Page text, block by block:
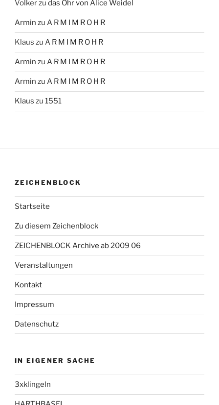
Volkerzu das Ohr von Alice Weidel
Armin zu A R M I M R O H R
Klaus zu A R M I M R O H R
Armin zu A R M I M R O H R
Armin zu A R M I M R O H R
Klaus zu 1551
ZEICHENBLOCK
Startseite
Zu diesem Zeichenblock
ZEICHENBLOCK Archive ab 2009 06
Veranstaltungen
Kontakt
Impressum
Datenschutz
IN EIGENER SACHE
3xklingeln